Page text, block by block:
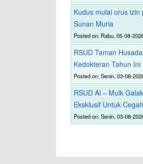
Kudus mulai urus
Sunan Muria
Posted on: Rabu, 05-08-
RSUD Taman
Kedokteran Tahun Ini
Posted on: Senin, 03-08-
RSUD Al – Mulk
Eksklusif Untuk
Posted on: Senin, 03-08-